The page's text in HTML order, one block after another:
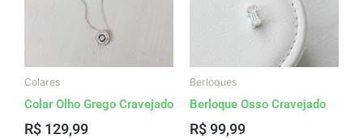
Colares
Colar Olho Grego Cravejado
R$ 129,99
Berloques
Berloque Osso Cravejado
R$99,99